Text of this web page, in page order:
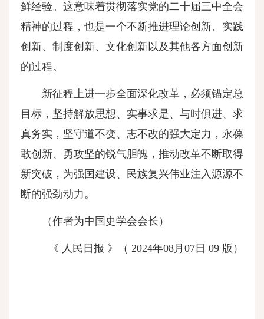
鲜经验。这意味着贯彻落实党的二十届三中全会
精神的过程，也是一个不断推进理论创新、实践
创新、制度创新、文化创新以及其他各方面创新
的过程。
新征程上进一步全面深化改革，必须锚定总
目标，坚持解放思想、实事求是、与时俱进、求
真务实，坚守道不变、志不改的强大定力，永葆
敢创新、勇攻坚的锐气胆魄，推动改革不断取得
新突破，为强国建设、民族复兴伟业注入源源不
断的强劲动力。
（作者为中国史学会会长）
《 人民日报 》（ 2024年08月07日 09 版）